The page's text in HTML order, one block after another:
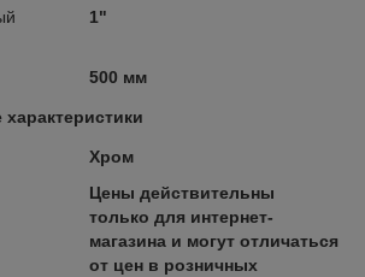
1"
500 мм
Хром
Цены действительны
только для интернет-
магазина и могут отличаться
от цен в розничных